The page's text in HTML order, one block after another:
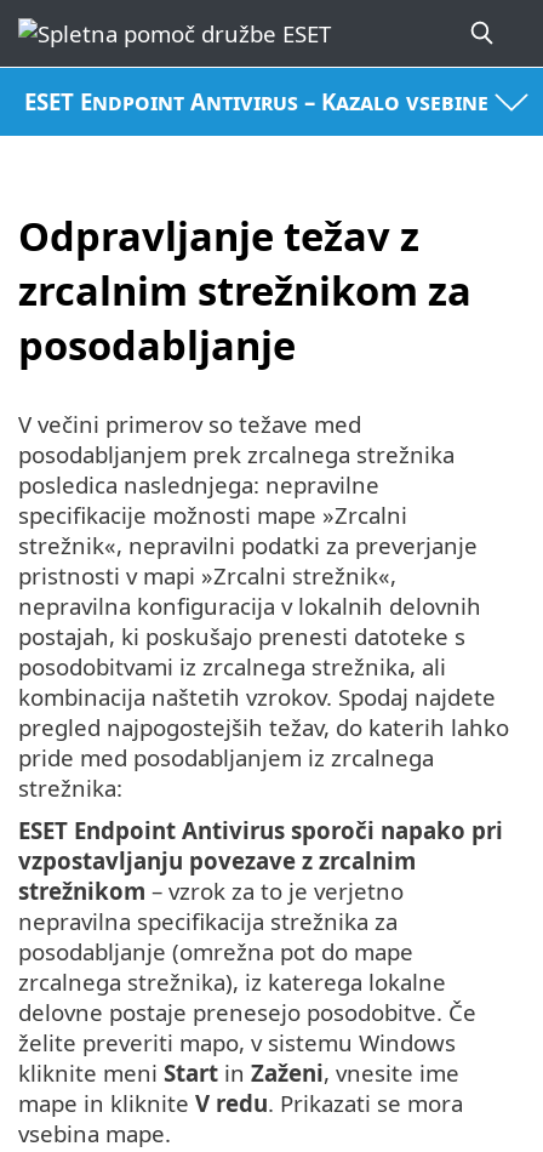
ESET Endpoint Antivirus – Kazalo vsebine
Odpravljanje težav z
zrcalnim strežnikom za
posodabljanje
V večini primerov so težave med
posodabljanjem prek zrcalnega strežnika
posledica naslednjega: nepravilne
specifikacije možnosti mape »Zrcalni
strežnik«, nepravilni podatki za preverjanje
pristnosti v mapi »Zrcalni strežnik«,
nepravilna konfiguracija v lokalnih delovnih
postajah, ki poskušajo prenesti datoteke s
posodobitvami iz zrcalnega strežnika, ali
kombinacija naštetih vzrokov. Spodaj najdete
pregled najpogostejših težav, do katerih lahko
pride med posodabljanjem iz zrcalnega
strežnika:
ESET Endpoint Antivirus sporoči napako pri
vzpostavljanju povezave z zrcalnim
strežnikom – vzrok za to je verjetno
nepravilna specifikacija strežnika za
posodabljanje (omrežna pot do mape
zrcalnega strežnika), iz katerega lokalne
delovne postaje prenesejo posodobitve. Če
želite preveriti mapo, v sistemu Windows
kliknite meni Start in Zaženi, vnesite ime
mape in kliknite V redu. Prikazati se mora
vsebina mape.